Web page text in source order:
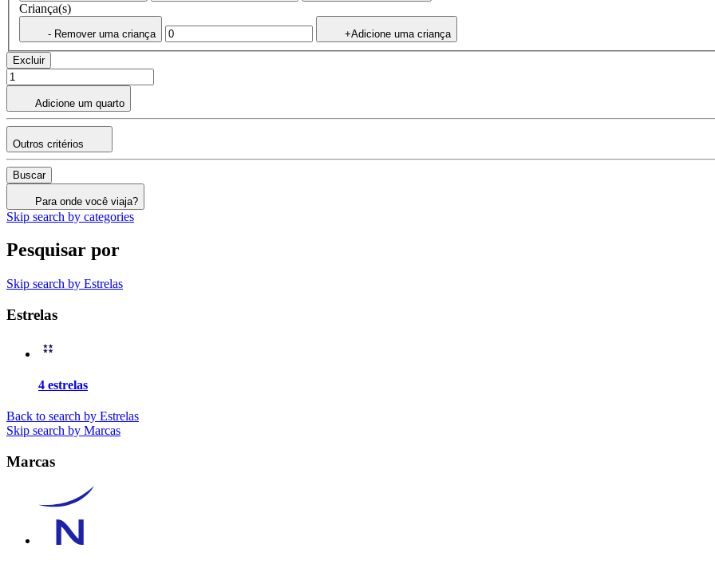
Criança(s)
- Remover uma criança +Adicione uma criança
Excluir
Adicione um quarto
Outros critérios
Buscar
Para onde você viaja?
Skip search by categories
Pesquisar por
Skip search by Estrelas
Estrelas
4 estrelas
Back to search by Estrelas
Skip search by Marcas
Marcas